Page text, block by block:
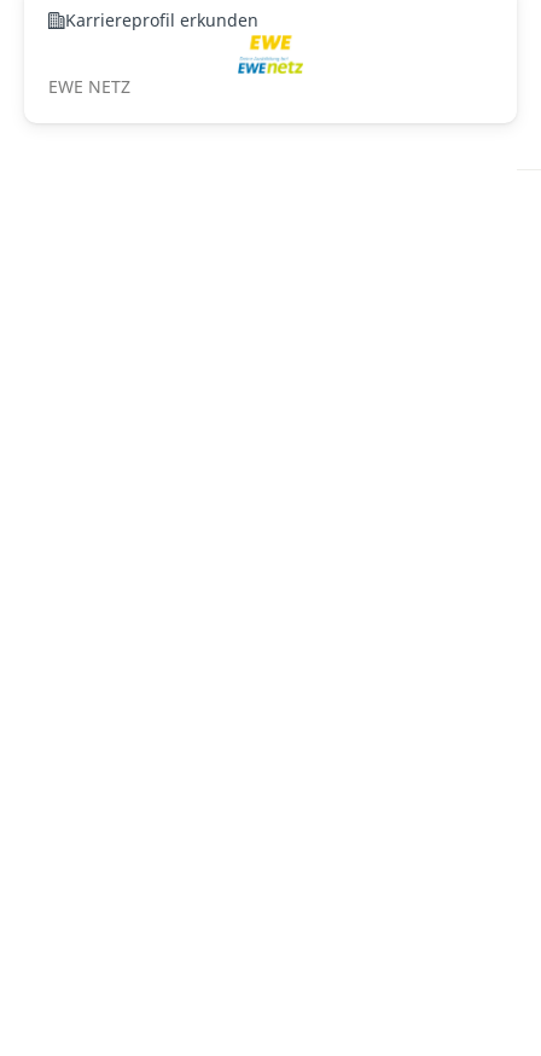
Karriereprofil erkunden
EWE NETZ